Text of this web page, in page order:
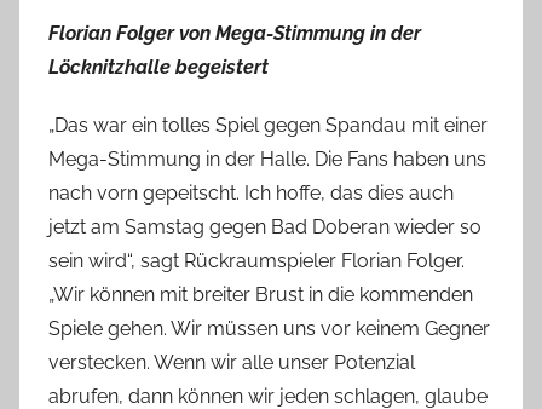
Florian Folger von Mega-Stimmung in der
Löcknitzhalle begeistert
„Das war ein tolles Spiel gegen Spandau mit einer
Mega-Stimmung in der Halle. Die Fans haben uns
nach vorn gepeitscht. Ich hoffe, das dies auch
jetzt am Samstag gegen Bad Doberan wieder so
sein wird“, sagt Rückraumspieler Florian Folger.
„Wir können mit breiter Brust in die kommenden
Spiele gehen. Wir müssen uns vor keinem Gegner
verstecken. Wenn wir alle unser Potenzial
abrufen, dann können wir jeden schlagen, glaube